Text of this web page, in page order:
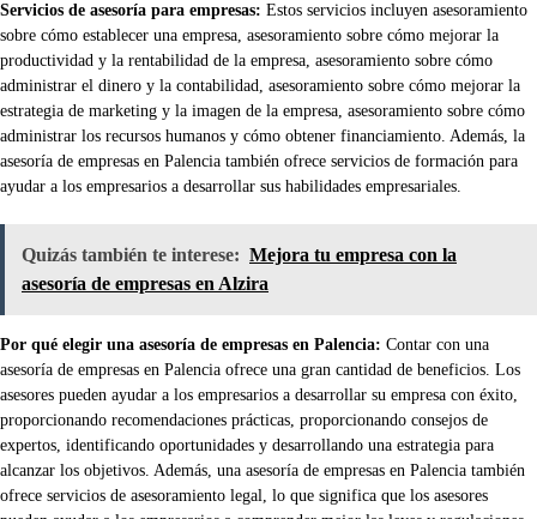
Servicios de asesoría para empresas: Estos servicios incluyen asesoramiento
sobre cómo establecer una empresa, asesoramiento sobre cómo mejorar la
productividad y la rentabilidad de la empresa, asesoramiento sobre cómo
administrar el dinero y la contabilidad, asesoramiento sobre cómo mejorar la
estrategia de marketing y la imagen de la empresa, asesoramiento sobre cómo
administrar los recursos humanos y cómo obtener financiamiento. Además, la
asesoría de empresas en Palencia también ofrece servicios de formación para
ayudar a los empresarios a desarrollar sus habilidades empresariales.
Quizás también te interese: Mejora tu empresa con la
asesoría de empresas en Alzira
Por qué elegir una asesoría de empresas en Palencia: Contar con una
asesoría de empresas en Palencia ofrece una gran cantidad de beneficios. Los
asesores pueden ayudar a los empresarios a desarrollar su empresa con éxito,
proporcionando recomendaciones prácticas, proporcionando consejos de
expertos, identificando oportunidades y desarrollando una estrategia para
alcanzar los objetivos. Además, una asesoría de empresas en Palencia también
ofrece servicios de asesoramiento legal, lo que significa que los asesores